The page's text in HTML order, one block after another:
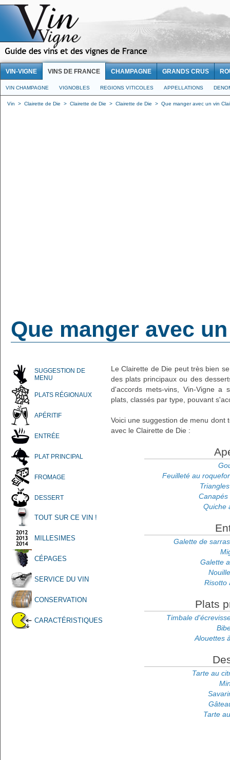
VIN-VIGNE VINS DE FRANCE CHAMPAGNE GRANDS CRUS
VIN CHAMPAGNE VIGNOBLES REGIONS VITICOLES APPELLATIONS
Vin > Clairette de Die > Clairette de Die > Clairette de Die > Que manger avec un vin
Que manger avec
SUGGESTION DE
MENU
PLATS RÉGIONAUX
APÉRITIF
ENTRÉE
PLAT PRINCIPAL
FROMAGE
DESSERT
TOUT SUR CE VIN !
MILLESIMES
CÉPAGES
SERVICE DU VIN
CONSERVATION
CARACTÉRISTIQUES
Le Clairette de Die peut très bien
des plats principaux ou des
d'accords mets-vins, Vin-Vigne a
plats, classés par type, pouvant
Voici une suggestion de menu dont
avec le Clairette de Die :
Feuilleté au
Canapés
Quiche
Galette de
Galette
Risotto
Plats
Timbale
Alouettes
Tarte au
Tarte